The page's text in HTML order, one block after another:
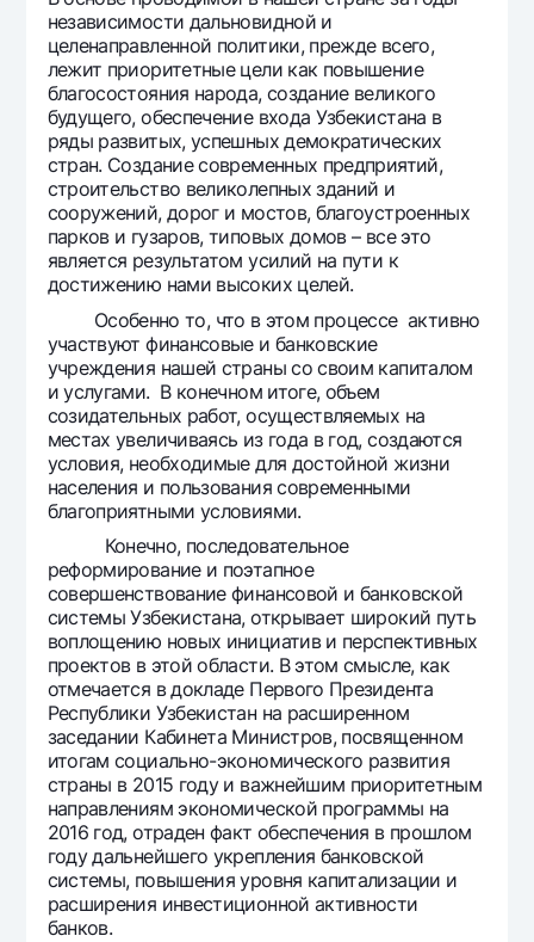
До востребования USD
Для всех USD
Золотой депозит
Золотые слитки от НБУ
Серебряный депозит
UzCard/HUMO
Visa
Visa FIFA
Mastercard
Зарплатные
Garmin pay
Эскроу-cчёт
Тарифы
Акции
Мобильное приложение Milliy
Часто задаваемые вопросы
Ищите по сайту
Найти
Полезные ссылки
Часто задаваемые вопросы
Пресс-центр
Офисы и банкоматы
Согласие на обработку персональных данных
Следите за нами в соцсетях
Контакт-центр
+998 78 148-00-101344
независимости дальновидной и
целенаправленной политики, прежде всего,
лежит приоритетные цели как повышение
благосостояния народа, создание великого
будущего, обеспечение входа Узбекистана в
ряды развитых, успешных демократических
стран. Создание современных предприятий,
строительство великолепных зданий и
сооружений, дорог и мостов, благоустроенных
парков и гузаров, типовых домов – все это
является результатом усилий на пути к
достижению нами высоких целей.
Особенно то, что в этом процессе активно
участвуют финансовые и банковские
учреждения нашей страны со своим капиталом
и услугами. В конечном итоге, объем
созидательных работ, осуществляемых на
местах увеличиваясь из года в год, создаются
условия, необходимые для достойной жизни
населения и пользования современными
благоприятными условиями.
Конечно, последовательное
реформирование и поэтапное
совершенствование финансовой и банковской
системы Узбекистана, открывает широкий путь
воплощению новых инициатив и перспективных
проектов в этой области. В этом смысле, как
отмечается в докладе Первого Президента
Республики Узбекистан на расширенном
заседании Кабинета Министров, посвященном
итогам социально-экономического развития
страны в 2015 году и важнейшим приоритетным
направлениям экономической программы на
2016 год, отраден факт обеспечения в прошлом
году дальнейшего укрепления банковской
системы, повышения уровня капитализации и
расширения инвестиционной активности
банков.